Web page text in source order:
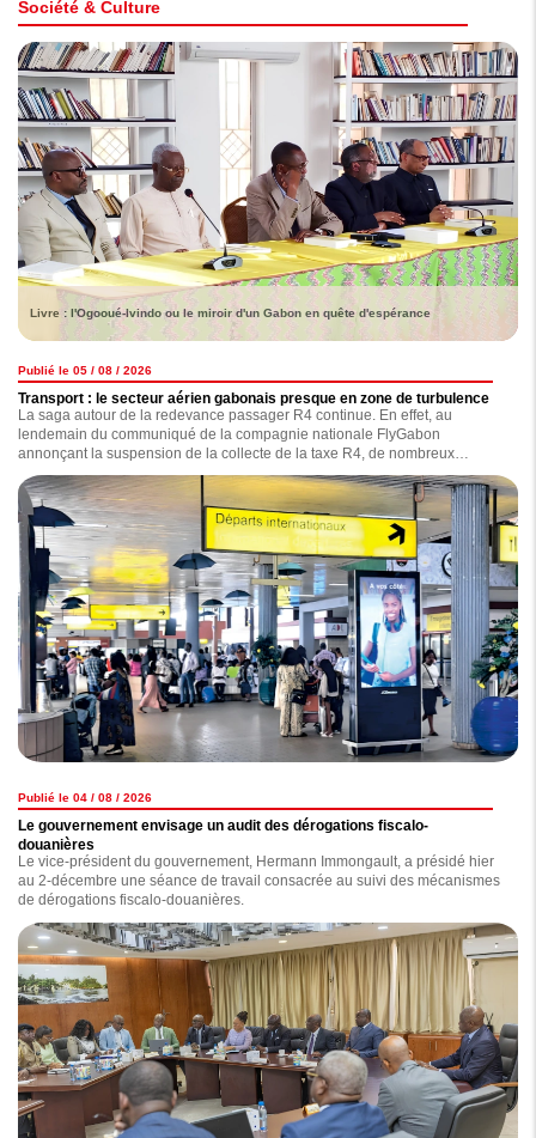
Société & Culture
Livre : l'Ogooué-Ivindo ou le miroir d'un Gabon en quête d'espérance
Publié le 05 / 08 / 2026
Transport : le secteur aérien gabonais presque en zone de turbulence
La saga autour de la redevance passager R4 continue. En effet, au
lendemain du communiqué de la compagnie nationale FlyGabon
annonçant la suspension de la collecte de la taxe R4, de nombreux
observateurs s'interrogent sur les réelles motivations de l'opérateur, qui,
selon nos informations, traînerait une dette de plus de 7 milliards de F CFA
concernant le versement de celle-ci. Ce nouveau coup de gueule de
FlyGabon est-il anodin ? la compagnie est-elle exempte de tout reproche ?
Nous avons enquêté.
Publié le 04 / 08 / 2026
Le gouvernement envisage un audit des dérogations fiscalo-
douanières
Le vice-président du gouvernement, Hermann Immongault, a présidé hier
au 2-décembre une séance de travail consacrée au suivi des mécanismes
de dérogations fiscalo-douanières.